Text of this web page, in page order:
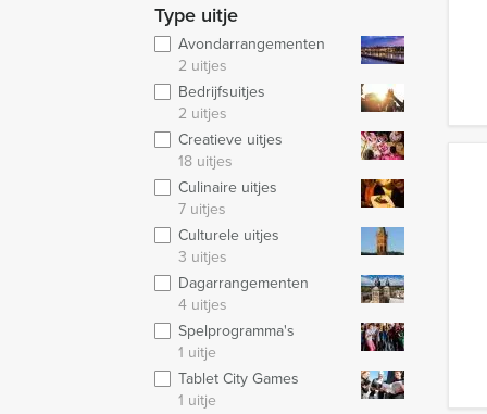
Type uitje
Avondarrangementen
2 uitjes
Bedrijfsuitjes
2 uitjes
Creatieve uitjes
18 uitjes
Culinaire uitjes
7 uitjes
Culturele uitjes
3 uitjes
Dagarrangementen
4 uitjes
Spelprogramma's
1 uitje
Tablet City Games
1 uitje